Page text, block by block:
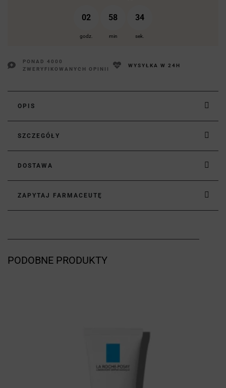
02 58 33
godz. min sek.
PONAD 4000
ZWERYFIKOWANYCH OPINII
WYSYŁKA W 24H
OPIS
SZCZEGÓŁY
DOSTAWA
ZAPYTAJ FARMACEUTĘ
PODOBNE PRODUKTY